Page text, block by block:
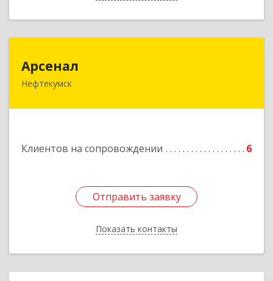
Арсенал
Нефтекумск
Клиентов на сопровождении 6
Отправить заявку
Показать контакты
Отправить заявку
Назад